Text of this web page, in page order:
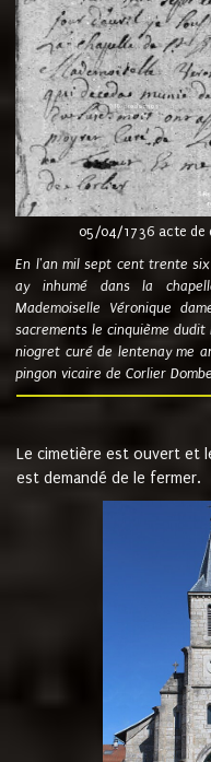
05/04/1736 acte de
En l'an mil sept cent trente
ay inhumé dans la
Mademoiselle Véronique
sacrements le cinquième
niogret curé de lentenay me
pingon vicaire de Corlier Dombe
Le cimetière est ouvert et
est demandé de le fermer.